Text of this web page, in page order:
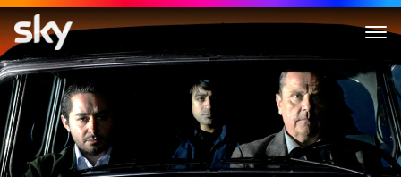
L'Autre Côté De L'espoir